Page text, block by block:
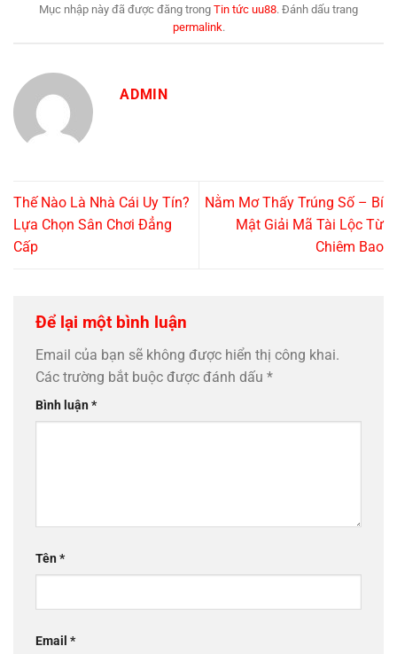
Mục nhập này đã được đăng trong Tin tức uu88. Đánh dấu trang
permalink.
ADMIN
Thế Nào Là Nhà Cái Uy Tín?
Lựa Chọn Sân Chơi Đẳng
Cấp
Nằm Mơ Thấy Trúng Số – Bí
Mật Giải Mã Tài Lộc Từ
Chiêm Bao
Để lại một bình luận
Email của bạn sẽ không được hiển thị công khai.
Các trường bắt buộc được đánh dấu *
Bình luận*
Tên*
Email *